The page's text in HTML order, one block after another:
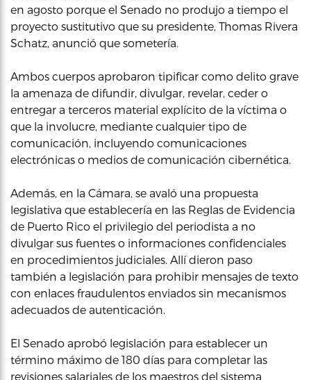
en agosto porque el Senado no produjo a tiempo el
proyecto sustitutivo que su presidente, Thomas Rivera
Schatz, anunció que sometería.
Ambos cuerpos aprobaron tipificar como delito grave
la amenaza de difundir, divulgar, revelar, ceder o
entregar a terceros material explícito de la víctima o
que la involucre, mediante cualquier tipo de
comunicación, incluyendo comunicaciones
electrónicas o medios de comunicación cibernética.
Además, en la Cámara, se avaló una propuesta
legislativa que establecería en las Reglas de Evidencia
de Puerto Rico el privilegio del periodista a no
divulgar sus fuentes o informaciones confidenciales
en procedimientos judiciales. Allí dieron paso
también a legislación para prohibir mensajes de texto
con enlaces fraudulentos enviados sin mecanismos
adecuados de autenticación.
El Senado aprobó legislación para establecer un
término máximo de 180 días para completar las
revisiones salariales de los maestros del sistema